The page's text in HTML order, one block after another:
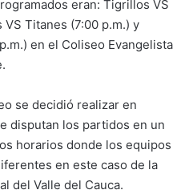
eran: Tigrillos VS
Titanes (7:00 p.m.) y
en el Coliseo Evangelista
se decidió realizar en
disputan los partidos en un
horarios donde los equipos
en este caso de la
del Valle del Cauca.